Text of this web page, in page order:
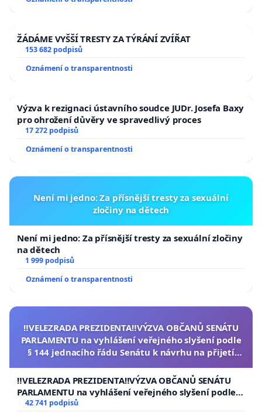
ŽÁDÁME VYŠŠÍ TRESTY ZA TÝRÁNÍ ZVÍŘAT
153 682 podpisů
Oznámení o transparentnosti
Výzva k rezignaci ústavního soudce JUDr. Josefa Baxy
pro ohrožení důvěry ve spravedlivý proces
17 272 podpisů
Oznámení o transparentnosti
Není mi jedno: Za přísnější tresty za sexuální
zločiny na dětech
Není mi jedno: Za přísnější tresty za sexuální zločiny
na dětech
1 999 podpisů
Oznámení o transparentnosti
‼️VELEZRADA PREZIDENTA‼️VÝZVA OBČANŮ SENÁTU
PARLAMENTU na vyhlášení veřejného slyšení podle
§ 144 jednacího řádu Senátu k návrhu na přijetí
republiky
‼️VELEZRADA PREZIDENTA‼️VÝZVA OBČANŮ SENÁTU
PARLAMENTU na vyhlášení veřejného slyšení podle §
144 jednacího řádu Senátu k návrhu na přijetí
42 741 podpisů